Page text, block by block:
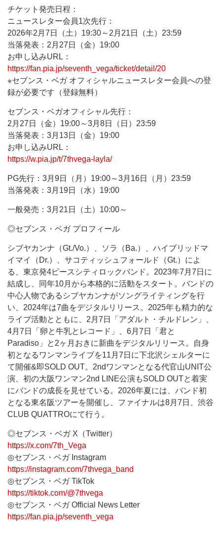
チケット発売日程：
ニュースレター会員1次先行：
2026年2月7日（土）19:30～2月21日（土）23:59
当落発表：2月27日（金）19:00
お申し込みURL：
https://fan.pia.jp/seventh_vega/ticket/detail/20
※セブンス・ベガ オフィシャルニュースレター会員への登
録が必要です（登録無料）
セブンス・ベガオフィシャル先行：
2月27日（金）19:00～3月8日（日）23:59
当落発表：3月13日（金）19:00
お申し込みURL：
https://w.pia.jp/t/7thvega-layla/
PG先行：3月9日（月）19:00～3月16日（月）23:59
当落発表：3月19日（水）19:00
一般発売：3月21日（土）10:00～
◎セブンス・ベガ プロフィール
シブヤカンナ（Gt./Vo.）、ソラ（Ba.）、ハイブリッドマ
イマイ（Dr.）、サコティッシュフォールド（Gt.）によ
る、東京発4ピースシティロックバンド。2023年7月7日に
結成し、同年10月から本格的に活動をスタート。バンドの
中心人物であるシブヤカンナがソングライティングを行
い、2024年は7曲をデジタルリリース。2025年も精力的な
ライブ活動とともに、2月7日「アダルト・チルドレン」、
4月7日「卵と牛乳とレコード」、6月7日「君と
Paradiso」と2ヶ月おきに新曲をデジタルリリース。自身
初となるワンマンライブを11月7日に下北沢シェルターに
て開催&即SOLD OUT。2ndワンマンとなる代官山UNIT公
演、初の大阪ワンマン2nd LINE公演もSOLD OUTと着実
にバンドの成長を見せている。2026年夏には、バンド初
となる東名阪ツアーを開催し、ファイナルは8月7日、渋谷
CLUB QUATTROにて行う。
◎セブンス・ベガ X（Twitter）
https://x.com/7th_Vega
◎セブンス・ベガ Instagram
https://instagram.com/7thvega_band
◎セブンス・ベガ TikTok
https://tiktok.com/@7thvega
◎セブンス・ベガ Official News Letter
https://fan.pia.jp/seventh_vega